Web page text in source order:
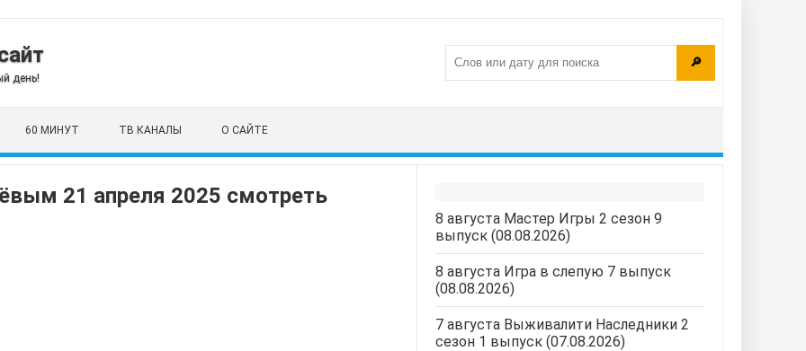
день!
🔎
60 МИНУТ ТВ КАНАЛЫ О САЙТЕ
21 апреля 2025 смотреть
8 августа Мастер Игры 2 сезон 9
выпуск (08.08.2026)
8 августа Игра в слепую 7 выпуск
(08.08.2026)
7 августа Выживалити Наследники 2
сезон 1 выпуск (07.08.2026)